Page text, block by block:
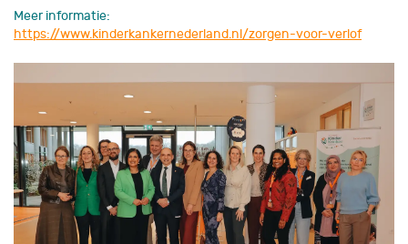
Meer informatie:
https://www.kinderkankernederland.nl/zorgen-voor-verlof